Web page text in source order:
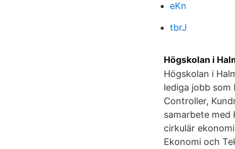
eKn
tbrJ
Högskolan i
Högskolan i
lediga jobb som
Controller,
samarbete med
cirkulär
Ekonomi och